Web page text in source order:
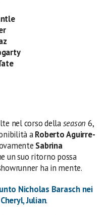
nel corso dellaseason 6,
aRoberto Aguirre-
Sabrina
un suo ritorno possa
ha in mente.
Nicholas Baraschnei
Cheryl,Julian.